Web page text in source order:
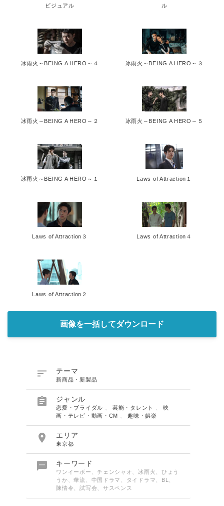
ビジュアル
ル
冰雨火～BEING A HERO～４ 冰雨火～BEING A HERO～３
冰雨火～BEING A HERO～２ 冰雨火～BEING A HERO～５
冰雨火～BEING A HERO～１ Laws of Attraction１
Laws of Attraction３ Laws of Attraction４
Laws of Attraction２
画像を一括してダウンロード
 テーマ
新商品・新製品
 ジャンル
恋愛・ブライダル 、芸能・タレント 、映
画・テレビ・動画・CM
、趣味・娯楽
 エリア
東京都
 キーワード
ワンイーボー、チェンシャオ、冰雨火、ひょう
うか、華流、中国ドラマ、タイドラマ、BL、
陳情令、試写会、サスペンス